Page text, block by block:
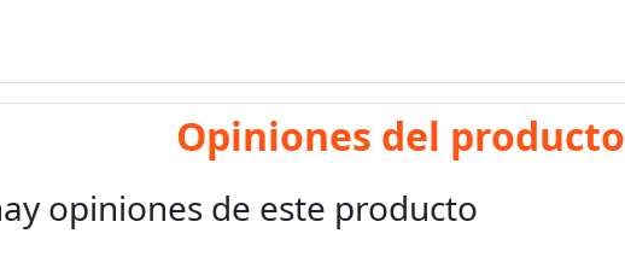
Opiniones del producto
opiniones de este producto